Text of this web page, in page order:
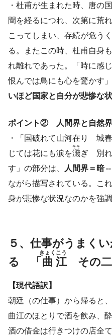
・杜甫が生まれた時、唐の
間を経るにつれ、次第に荒
こってしまい、存続が危う
る。またこの時、杜甫自身
れ離れであった。「時に感
恨んでは鳥にも心を驚かす」
いほど国家と自分が悲惨な
ポイント② 人間界と自然界
・「国破れて山河在り 城
じては花にも涙を濺
そそ
ぎ 別れ
す」の部分は、
人間界＝暗
ながら描写されている。こ
身が悲惨な状況なのかを強調
５、仕事がうまく
る 「 曲
きょく
江
こう
その二
【現代語訳】
朝廷（の仕事）から帰ると
曲江のほとりで酒を飲み、
酒の借金は行きつけの店全て